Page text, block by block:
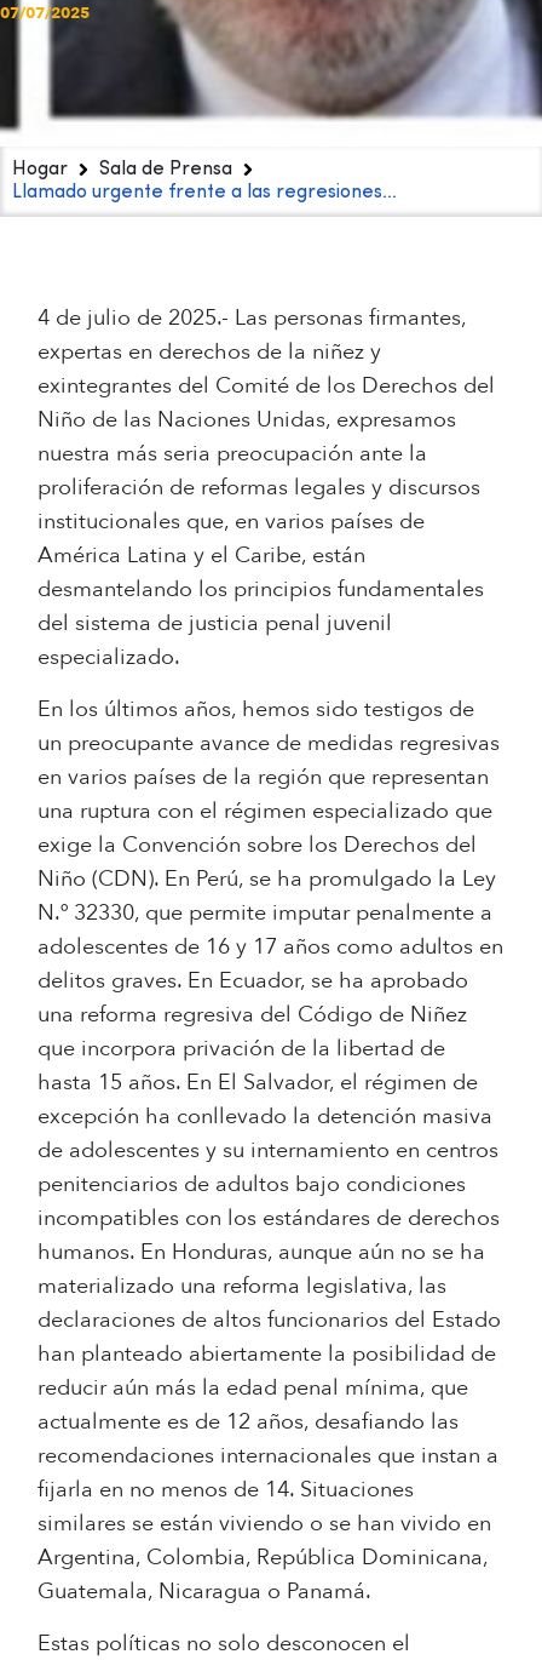
07/07/2025
Hogar
Sala de Prensa
Llamado urgente frente a las regresiones…
4 de julio de 2025.- Las personas firmantes,
expertas en derechos de la niñez y
exintegrantes del Comité de los Derechos del
Niño de las Naciones Unidas, expresamos
nuestra más seria preocupación ante la
proliferación de reformas legales y discursos
institucionales que, en varios países de
América Latina y el Caribe, están
desmantelando los principios fundamentales
del sistema de justicia penal juvenil
especializado.
En los últimos años, hemos sido testigos de
un preocupante avance de medidas regresivas
en varios países de la región que representan
una ruptura con el régimen especializado que
exige la Convención sobre los Derechos del
Niño (CDN). En Perú, se ha promulgado la Ley
N.º 32330, que permite imputar penalmente a
adolescentes de 16 y 17 años como adultos en
delitos graves. En Ecuador, se ha aprobado
una reforma regresiva del Código de Niñez
que incorpora privación de la libertad de
hasta 15 años. En El Salvador, el régimen de
excepción ha conllevado la detención masiva
de adolescentes y su internamiento en centros
penitenciarios de adultos bajo condiciones
incompatibles con los estándares de derechos
humanos. En Honduras, aunque aún no se ha
materializado una reforma legislativa, las
declaraciones de altos funcionarios del Estado
han planteado abiertamente la posibilidad de
reducir aún más la edad penal mínima, que
actualmente es de 12 años, desafiando las
recomendaciones internacionales que instan a
fijarla en no menos de 14. Situaciones
similares se están viviendo o se han vivido en
Argentina, Colombia, República Dominicana,
Guatemala, Nicaragua o Panamá.
Estas políticas no solo desconocen el